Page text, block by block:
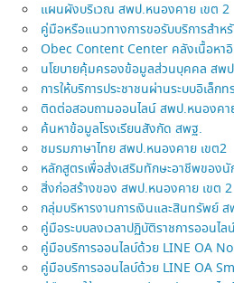
แผนผังบริเวณ สพป.หนองคาย เขต 2
คู่มือหรือแนวทางการขอรับบริการสำ
Obec Content Center คลังเนื้อหา
นโยบายคุ้มครองข้อมูลส่วนบุคคล สพ
การให้บริการประชาชนผ่านระบบอิเล็
ติดต่อสอบถามออนไลน์ สพป.หนองคา
ค้นหาข้อมูลโรงเรียนสังกัด สพฐ.
ชมรมภาษาไทย สพป.หนองคาย เขต2
หลักสูตรเพื่อส่งเสริมทักษะอาชีพของนั
สิ่งก่อสร้างของ สพป.หนองคาย เขต 2
กลุ่มบริหารงานการเงินและสินทรัพย์
คู่มือระบบลงเวลาปฏิบัติราชการออนไ
คู่มือบริการออนไลบ์ด้วย LINE OA
คู่มือบริการออนไลบ์ด้วย LINE OA